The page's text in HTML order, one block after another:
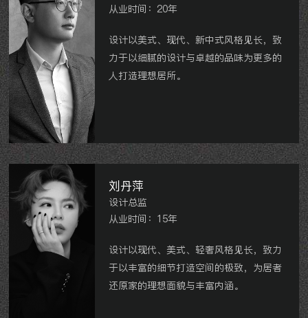
从业时间：20年
设计以美式、现代、新中式风格见长，致
力于以细腻的设计与卓越的品味为更多的
人打造理想居所。
庭、阳光龙庭别墅、翡翠景园等。
刘丹萍
设计总监
从业时间：15年
设计以现代、美式、轻奢风格见长，致力
于以丰富的细节打造空间的极致，为居者
还原家的理想面貌与丰富内涵。